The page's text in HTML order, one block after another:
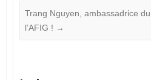
Trang Nguyen, ambassadrice
l’AFIG ! →